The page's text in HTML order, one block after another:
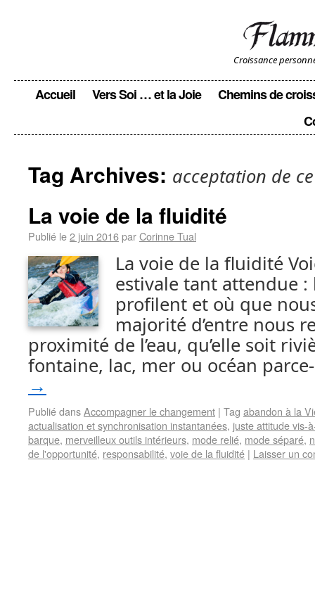
Croissance
Accueil Vers Soi … et la Joie
Chemins de
Tag Archives: acceptation de
La voie de la fluidité
Publié le2 juin 2016parCorinne Tual
La voie de la fluidité
estivale tant attendue :
profilent et où que
majorité d’entre nous
proximité de l’eau, qu’elle soit
fontaine, lac, mer ou océan
→
Publié dansAccompagner le changement | Tag abandon à la
actualisation et synchronisation instantanées, juste attitude vis-
barque, merveilleux outils intérieurs, mode relié, mode séparé,
de l'opportunité, responsabilité, voie de la fluidité | Laisser un